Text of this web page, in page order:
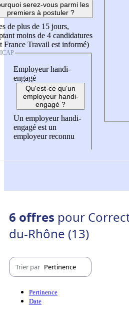
serez-vous parmi les
premiers à postuler ?
de plus de 15 jours,
moins de 4 candidatures
France Travail est informé)
Employeur handi-
engagé
Qu'est-ce qu'un
employeur handi-
engagé ?
Un employeur handi-
engagé est un
employeur reconnu
6 offres pour
du-Rhône (13)
Trier par Pertinence
Pertinence
Date